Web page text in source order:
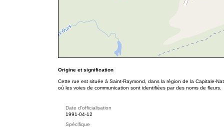
Origine et signification
Cette rue est située à Saint-Raymond, dans la région de la Capitale-
où les voies de communication sont identifiées par des noms de fleurs.
Date d'officialisation
1991-04-12
Spécifique